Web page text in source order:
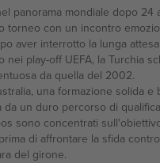
panorama mondiale dopo 24
torneo con un incontro
aver interrotto la lunga attesa
nei play-off UEFA, la Turchia
da quella del 2002.
una formazione solida e
da un duro percorso di
sono concentrati
di affrontare la sfida
del girone.